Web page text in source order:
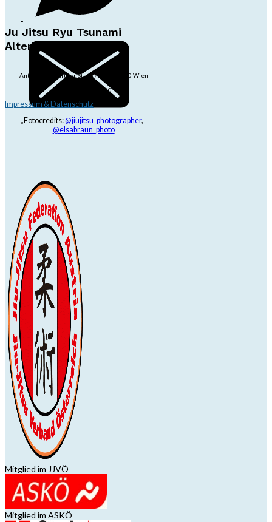
Ju Jitsu Ryu Tsunami
Alterlaa
Anton-Baumgartner-Str. 44/B8/01, 1230 Wien
dojo@jjrt.at
+43 6991 171 81 60
Impressum & Datenschutz
Fotocredits:@jiujitsu_photographer,
@elsabraun_photo
Mitglied im JJVÖ
Mitglied im ASKÖ